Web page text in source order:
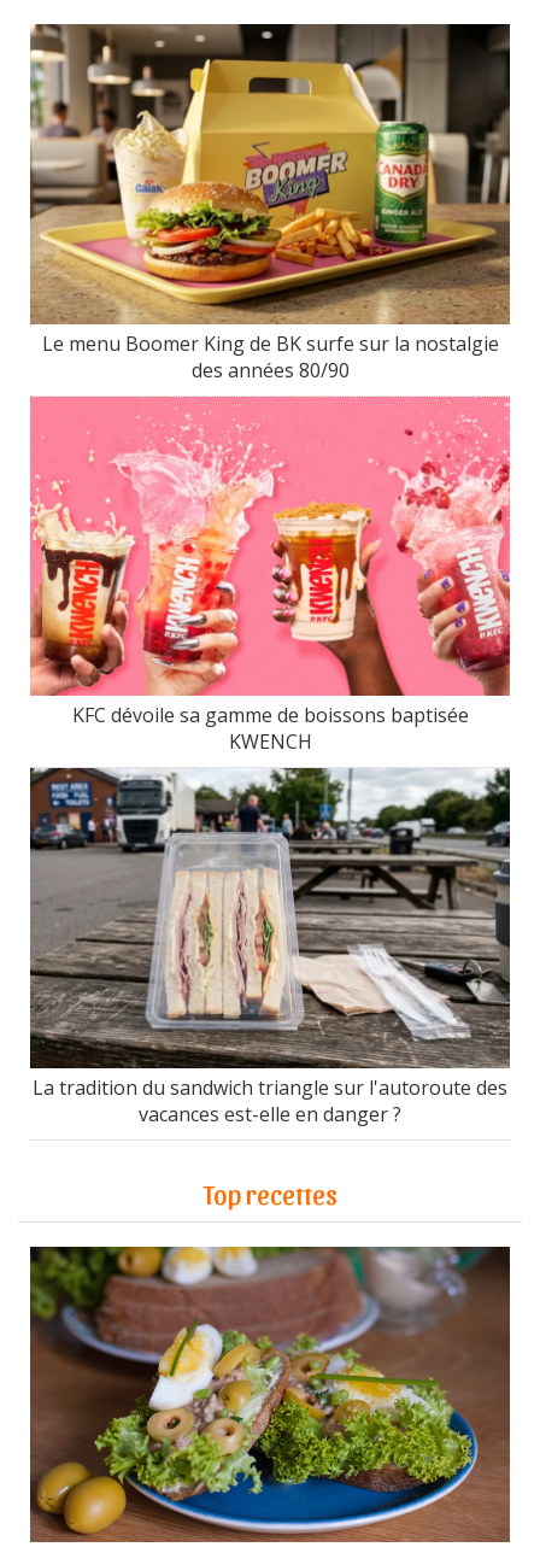
Le menu Boomer King de BK surfe sur la nostalgie
des années 80/90
KFC dévoile sa gamme de boissons baptisée
KWENCH
La tradition du sandwich triangle sur l'autoroute des
vacances est-elle en danger ?
Top recettes